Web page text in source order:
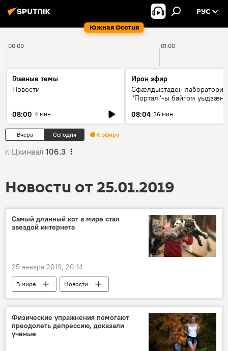
Южная Осетия
РУС
00:00 01:00
Главные темы
Новости
08:00 4 мин
Ирон эфир
Сфæлдыстадон лаборатори
"Портал"-ы байгом уыдзæн
Æхсары куыстыты равдыст
08:04 26 мин
Вчера Сегодня К эфиру
г. Цхинвал 106.3
Новости от 25.01.2019
Самый длинный кот в мире стал
звездой интернета
25 января 2019, 20:14
В мире Новости
Физические упражнения помогают
преодолеть депрессию, доказали
ученые